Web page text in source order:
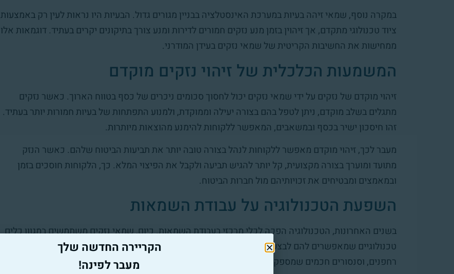
במקרה נוסף, שמאי זיהה בעיות במערכת האינסטלציה בבניין מגורים גדול. הבעיות היו נראות לעין רק באמצעות
ציוד טכנולוגי מתקדם, אך זיהוין בזמן מנע נזקים חמורים לדירות ומנע צורך בתיקונים יקרים בעתיד. דוגמאות אלו
ממחישות את החשיבות הקריטית של שמאי נזקים בעידן המודרני.
המשמעות הכלכלית של זיהוי נזקים מוקדם
זיהוי מוקדם של נזקים על ידי שמאי נזקים יכול לחסוך סכומים ניכרים של כסף בטווח הארוך. כאשר נזקים
מתגלים בשלב מוקדם, ניתן לטפל בהם בצורה יעילה וממוקדת, ולמנוע התפתחות של בעיות חמורות יותר בעתיד.
זהו חיסכון ישיר בכסף ובמשאבים, המאפשר ללקוחות להימנע מהוצאות מיותרות.
מעבר לכך, זיהוי מוקדם מאפשר ללקוחות לנהל בצורה טובה יותר את תביעות הביטוח שלהם. כאשר הנזק
מתועד ומוערך בצורה מקצועית, קל יותר להגיש תביעה ולקבל את הפיצוי המלא. כך, הלקוחות חוסכים בזמן
ובמאמצים ומבטיחים את זכויותיהם מול חברות הביטוח.
השפעת הטכנולוגיה על עבודת השמאות
בשנים האחרונות, הטכנולוגיה הפכה לכלי מרכזי בעבודת השמאות. כיום, שמאי נזקים משתמשים במגוון כלים
טכנולוגיים שמאפשרים להם לבצע את עבודתם בצורה יעילה ומדויקת יותר. כלים אלו כוללים מצלמות תרמיות,
רחפנים, וסנסורים חכמים שמספקים תמונה מלאה ומפורטת של המצב בשטח.
הקריירה החדשה שלך
מעבר לפינה!